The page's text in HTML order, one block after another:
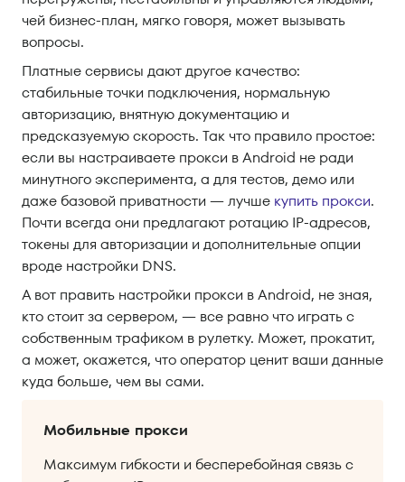
чей бизнес-план, мягко говоря, может вызывать
вопросы.
Платные сервисы дают другое качество:
стабильные точки подключения, нормальную
авторизацию, внятную документацию и
предсказуемую скорость. Так что правило простое:
если вы настраиваете прокси в Android не ради
минутного эксперимента, а для тестов, демо или
даже базовой приватности — лучше купить прокси.
Почти всегда они предлагают ротацию IP-адресов,
токены для авторизации и дополнительные опции
вроде настройки DNS.
А вот править настройки прокси в Android, не зная,
кто стоит за сервером, — все равно что играть с
собственным трафиком в рулетку. Может, прокатит,
а может, окажется, что оператор ценит ваши данные
куда больше, чем вы сами.
Мобильные прокси
Максимум гибкости и бесперебойная связь с